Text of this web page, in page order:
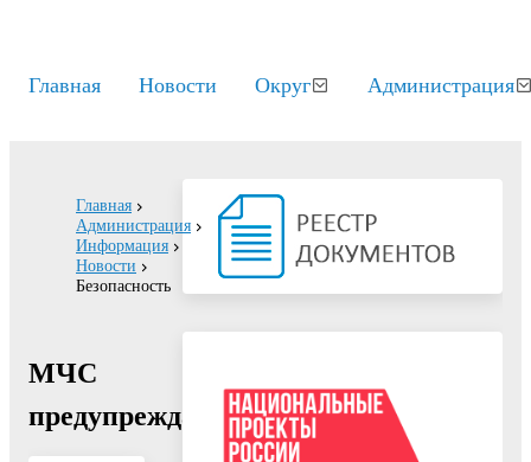
Главная Новости Округ Администрация
Главная
Администрация
Информация
Новости
Безопасность
МЧС
предупреждает